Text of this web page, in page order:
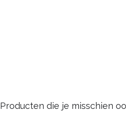
Producten die je misschien